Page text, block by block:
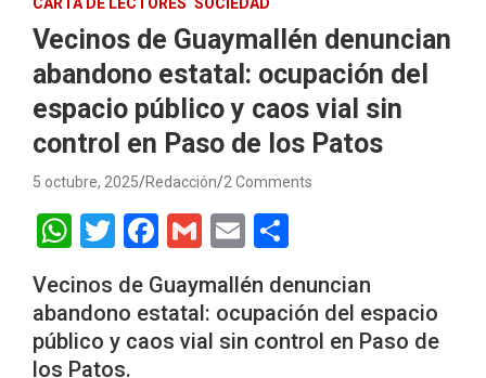
Vecinos de Guaymallén denuncian
abandono estatal: ocupación del
espacio público y caos vial sin
control en Paso de los Patos
5 octubre, 2025 Redacción 2 Comments
W
h
at
s
A
T
wi
tt
er
F
a
ce
b
G
m
ail
E
m
ail ar
e
Vecinos de Guaymallén denuncian
abandono estatal: ocupación del espacio
público y caos vial sin control en Paso de
los Patos.